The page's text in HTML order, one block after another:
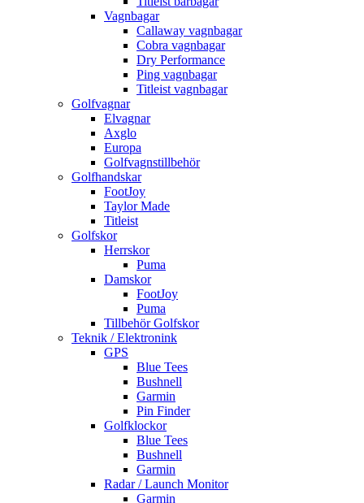
Vagnbagar
Callaway vagnbagar
Cobra vagnbagar
Dry Performance
Ping vagnbagar
Titleist vagnbagar
Golfvagnar
Elvagnar
Axglo
Europa
Golfvagnstillbehör
Golfhandskar
FootJoy
Taylor Made
Titleist
Golfskor
Herrskor
Puma
Damskor
FootJoy
Puma
Tillbehör Golfskor
Teknik / Elektronink
GPS
Blue Tees
Bushnell
Garmin
Pin Finder
Golfklockor
Blue Tees
Bushnell
Garmin
Radar / Launch Monitor
Garmin